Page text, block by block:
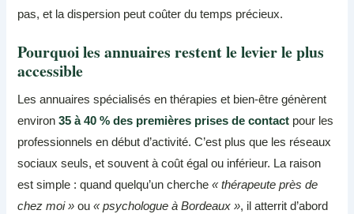
pas, et la dispersion peut coûter du temps précieux.
Pourquoi les annuaires restent le levier le plus
accessible
Les annuaires spécialisés en thérapies et bien-être génèrent
environ35 à 40 % des premières prises de contact pour les
professionnels en début d’activité. C’est plus que les réseaux
sociaux seuls, et souvent à coût égal ou inférieur. La raison
est simple : quand quelqu’un cherche« thérapeute près de
chez moi » ou« psychologue à Bordeaux », il atterrit d’abord